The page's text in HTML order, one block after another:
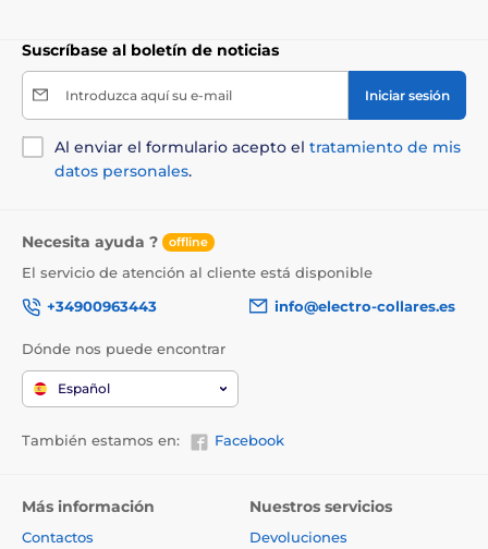
Suscríbase al boletín de noticias
Introduzca aquí su e-mail Iniciar sesión
Al enviar el formulario acepto el tratamiento de mis
datos personales.
Necesita ayuda ? offline
El servicio de atención al cliente está disponible
+34900963443
info@electro-collares.es
Dónde nos puede encontrar
Español
También estamos en: Facebook
Más información
Contactos
Nuestros servicios
Devoluciones